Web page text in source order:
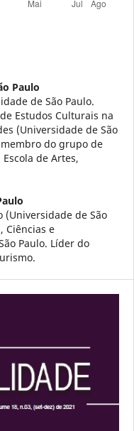
Paulo
de São Paulo.
Estudos Culturais na
(Universidade de São
do grupo de
de Artes,
de São
Ciências e
Paulo. Líder do